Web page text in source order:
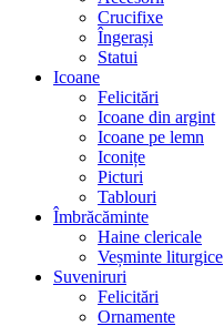
Crucifixe
Îngerași
Statui
Icoane
Felicitări
Icoane din argint
Icoane pe lemn
Iconițe
Picturi
Tablouri
Îmbrăcăminte
Haine clericale
Veșminte liturgice
Suveniruri
Felicitări
Ornamente